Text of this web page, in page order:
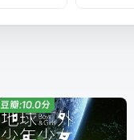
豆瓣:10.0分